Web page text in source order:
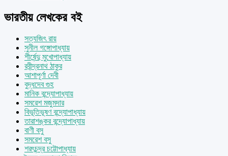
ভারতীয় লেখকের বই
সত্যজিৎ রায়
সুনীল গঙ্গোপাধ্যায়
শীর্ষেন্দু মুখোপাধ্যায়
রবীন্দ্রনাথ ঠাকুর
আশাপূর্ণা দেবী
বুদ্ধদেব গুহ
মানিক বন্দ্যোপাধ্যায়
সমরেশ মজুমদার
বিভূতিভূষণ বন্দ্যোপাধ্যায়
তারাশঙ্কর বন্দ্যোপাধ্যায়
বাণী বসু
সমরেশ বসু
শরৎচন্দ্র চট্টোপাধ্যায়